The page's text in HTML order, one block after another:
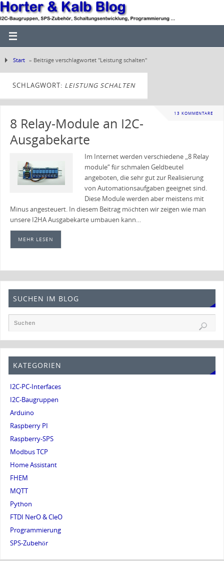
Start » Beiträge verschlagwortet "Leistung schalten"
SCHLAGWORT: LEISTUNG SCHALTEN
13 KOMMENTARE
8 Relay-Module an I2C-
Ausgabekarte
Im Internet werden verschiedene „8 Relay
module“ für schmalen Geldbeutel
angeboten, die sehr gut zur Realisierung
von Automationsaufgaben geeignet sind.
Diese Module werden aber meistens mit
Minus angesteuert. In diesem Beitrag möchten wir zeigen wie man
unsere I2HA Ausgabekarte umbauen kann…
MEHR LESEN
SUCHEN IM BLOG
KATEGORIEN
I2C-PC-Interfaces
I2C-Baugruppen
Arduino
Raspberry PI
Raspberry-SPS
Modbus TCP
Home Assistant
FHEM
MQTT
Python
FTDI NerO & CleO
Programmierung
SPS-Zubehör